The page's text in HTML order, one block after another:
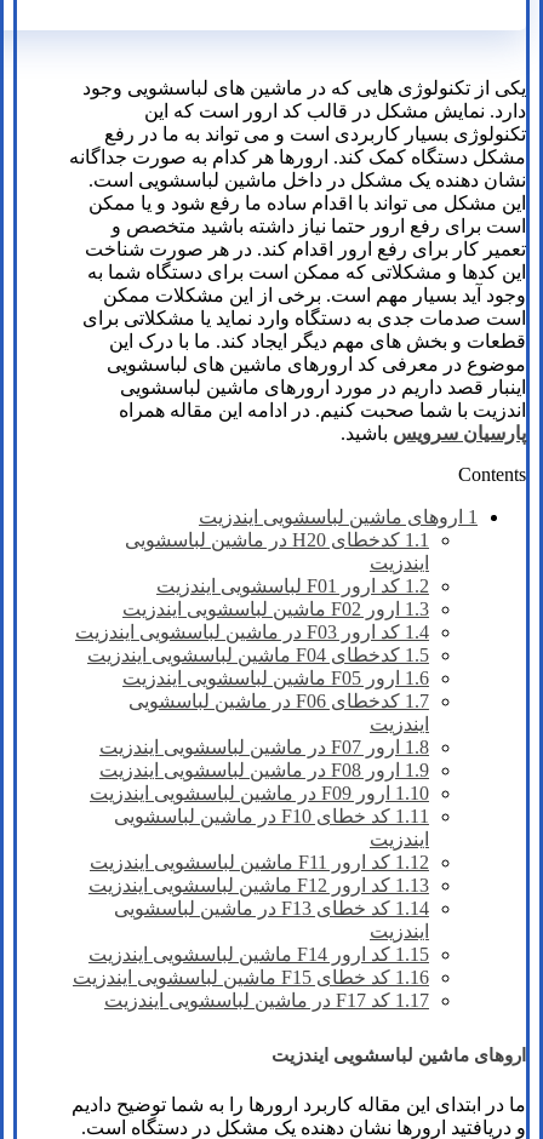
یکی از تکنولوژی هایی که در ماشین های لباسشویی وجود
دارد. نمایش مشکل در قالب کد ارور است که این
تکنولوژی بسیار کاربردی است و می تواند به ما در رفع
مشکل دستگاه کمک کند. ارورها هر کدام به صورت جداگانه
نشان دهنده یک مشکل در داخل ماشین لباسشویی است.
این مشکل می تواند با اقدام ساده ما رفع شود و یا ممکن
است برای رفع ارور حتما نیاز داشته باشید متخصص و
تعمیر کار برای رفع ارور اقدام کند. در هر صورت شناخت
این کدها و مشکلاتی که ممکن است برای دستگاه شما به
وجود آید بسیار مهم است. برخی از این مشکلات ممکن
است صدمات جدی به دستگاه وارد نماید یا مشکلاتی برای
قطعات و بخش های مهم دیگر ایجاد کند. ما با درک این
موضوع در معرفی کد ارورهای ماشین های لباسشویی
اینبار قصد داریم در مورد ارورهای ماشین لباسشویی
اندزیت با شما صحبت کنیم. در ادامه این مقاله همراه
پارسیان سرویس باشید.
Contents
1 اروهای ماشین لباسشویی ایندزیت
1.1
کدخطای H20 در ماشین لباسشویی
ایندزیت
1.2 کد ارور F01 لباسشویی ایندزیت
1.3 ارور F02 ماشین لباسشویی ایندزیت
1.4 کد ارور F03 در ماشین لباسشویی ایندزیت
1.5 کدخطای F04 ماشین لباسشویی ایندزیت
1.6 ارور F05 ماشین لباسشویی ایندزیت
1.7
کدخطای F06 در ماشین لباسشویی
ایندزیت
1.8 ارور F07 در ماشین لباسشویی ایندزیت
1.9 ارور F08 در ماشین لباسشویی ایندزیت
1.10 ارور F09 در ماشین لباسشویی ایندزیت
1.11
کد خطای F10 در ماشین لباسشویی
ایندزیت
1.12 کد ارور F11 ماشین لباسشویی ایندزیت
1.13 کد ارور F12 ماشین لباسشویی ایندزیت
1.14
کد خطای F13 در ماشین لباسشویی
ایندزیت
1.15 کد ارور F14 ماشین لباسشویی ایندزیت
1.16 کد خطای F15 ماشین لباسشویی ایندزیت
1.17 کد F17 در ماشین لباسشویی ایندزیت
اروهای ماشین لباسشویی ایندزیت
ما در ابتدای این مقاله کاربرد ارورها را به شما توضیح دادیم
و دریافتید ارورها نشان دهنده یک مشکل در دستگاه است.